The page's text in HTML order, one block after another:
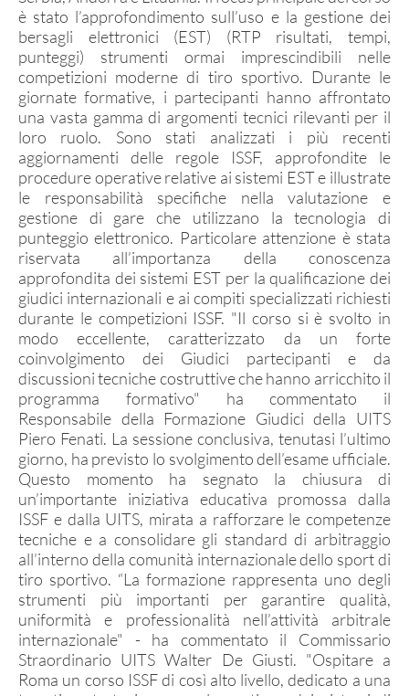
Attività Sportiva
Gruppi di merito
Archivio gruppi di merito
Ranking
Atleti di interesse nazionale
Staff Tecnico
Staff medico
ATLETI AZZURRI
DISCIPLINE NON ISSF
Bench Rest
Production
Ex Ordinanza
Avancarica
Tiro Rapido Sportivo
Programma Sportivo
RISULTATI GARE
è stato l’approfondimento sull’uso e la gestione dei
bersagli elettronici (EST) (RTP risultati, tempi,
punteggi) strumenti ormai imprescindibili nelle
competizioni moderne di tiro sportivo. Durante le
giornate formative, i partecipanti hanno affrontato
una vasta gamma di argomenti tecnici rilevanti per il
loro ruolo. Sono stati analizzati i più recenti
aggiornamenti delle regole ISSF, approfondite le
procedure operative relative ai sistemi EST e illustrate
le responsabilità specifiche nella valutazione e
gestione di gare che utilizzano la tecnologia di
punteggio elettronico. Particolare attenzione è stata
riservata all’importanza della conoscenza
approfondita dei sistemi EST per la qualificazione dei
giudici internazionali e ai compiti specializzati richiesti
durante le competizioni ISSF. "Il corso si è svolto in
modo eccellente, caratterizzato da un forte
coinvolgimento dei Giudici partecipanti e da
discussioni tecniche costruttive che hanno arricchito il
programma formativo" ha commentato il
Responsabile della Formazione Giudici della UITS
Piero Fenati. La sessione conclusiva, tenutasi l’ultimo
giorno, ha previsto lo svolgimento dell’esame ufficiale.
Questo momento ha segnato la chiusura di
un’importante iniziativa educativa promossa dalla
ISSF e dalla UITS, mirata a rafforzare le competenze
tecniche e a consolidare gli standard di arbitraggio
all’interno della comunità internazionale dello sport di
tiro sportivo. “La formazione rappresenta uno degli
strumenti più importanti per garantire qualità,
uniformità e professionalità nell’attività arbitrale
internazionale" - ha commentato il Commissario
Straordinario UITS Walter De Giusti. "Ospitare a
Roma un corso ISSF di così alto livello, dedicato a una